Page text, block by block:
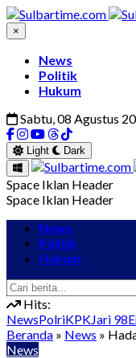
×
News
Politik
Hukum
Sabtu, 08 Agustus
Light Dark
Space Iklan Header
Space Iklan Header
News
Politik
Hukum
Hits:
NewsPolriKPKJari 98
Beranda » News »
News